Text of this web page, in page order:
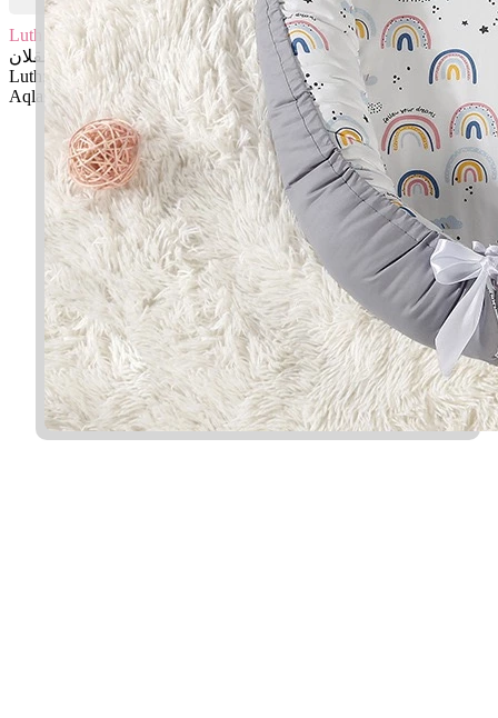
Luth Aqlan
لوط عقلان
Luth: Nama nabi
Aqlan: Kebijakan, rasional
✚ Baju Baby Custom Nama 'Luth Aqlan'